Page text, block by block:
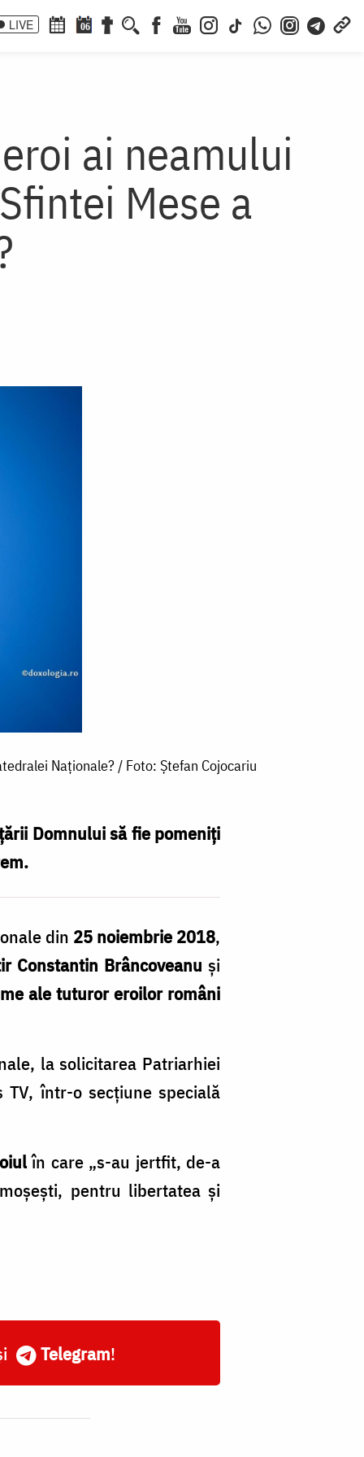
LIVE 06
ai neamului
Mese a
Naționale? / Foto: Ștefan Cojocariu
Domnului să fie pomeniți
din 25 noiembrie 2018,
Constantin Brâncoveanu și
ale tuturor eroilor români
la solicitarea Patriarhiei
într-o secţiune specială
în care „s-au jertfit, de-a
pentru libertatea şi
Telegram!